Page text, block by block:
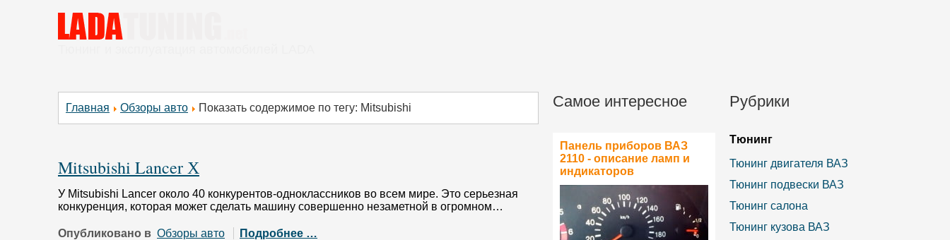
Главная Обзоры авто Показать содержимое по тегу: Mitsubishi
Mitsubishi Lancer Х
У Mitsubishi Lancer около 40 конкурентов-одноклассников во всем мире. Это серьезная
конкуренция, которая может сделать машину совершенно незаметной в огромном…
Опубликовано в Обзоры авто Подробнее …
Самое интересное
Панель приборов ВАЗ
2110 - описание ламп и
индикаторов
Рубрики
Тюнинг
Тюнинг двигателя ВАЗ
Тюнинг подвески ВАЗ
Тюнинг салона
Тюнинг кузова ВАЗ